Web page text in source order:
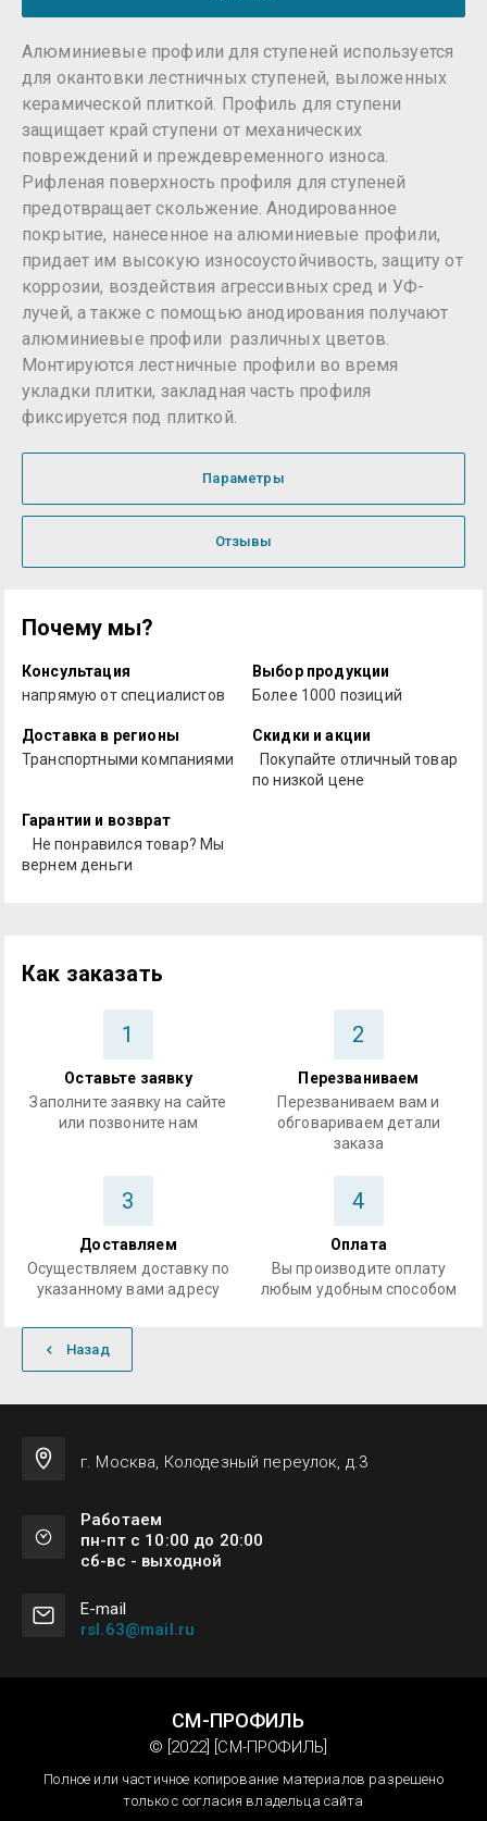
Алюминиевые профили для ступеней используется
для окантовки лестничных ступеней, выложенных
керамической плиткой. Профиль для ступени
защищает край ступени от механических
повреждений и преждевременного износа.
Рифленая поверхность профиля для ступеней
предотвращает скольжение. Анодированное
покрытие, нанесенное на алюминиевые профили,
придает им высокую износоустойчивость, защиту от
коррозии, воздействия агрессивных сред и УФ-
лучей, а также с помощью анодирования получают
алюминиевые профили различных цветов.
Монтируются лестничные профили во время
укладки плитки, закладная часть профиля
фиксируется под плиткой.
Параметры
Отзывы
Почему мы?
Консультация
напрямую от специалистов
Выбор продукции
Более 1000 позиций
Доставка в регионы
Транспортными компаниями
Скидки и акции
Покупайте отличный товар
по низкой цене
Гарантии и возврат
Не понравился товар? Мы
вернем деньги
Как заказать
1
Оставьте заявку
Заполните заявку на сайте
или позвоните нам
2
Перезваниваем
Перезваниваем вам и
обговариваем детали
заказа
3
Доставляем
Осуществляем доставку по
указанному вами адресу
4
Оплата
Вы производите оплату
любым удобным способом
Назад
г. Москва, Колодезный переулок, д.3
Работаем
пн-пт с 10:00 до 20:00
сб-вс - выходной
Е-mail
rsl.63@mail.ru
СМ-ПРОФИЛЬ
© [2022] [СМ-ПРОФИЛЬ]
Полное или частичное копирование материалов разрешено
только с согласия владельца сайта